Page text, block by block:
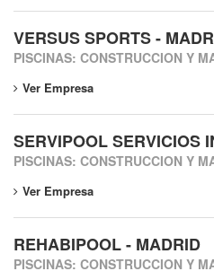
VERSUS SPORTS -
PISCINAS: CONSTRUCCION Y
Ver Empresa
SERVIPOOL SERVICIOS
PISCINAS: CONSTRUCCION Y
Ver Empresa
REHABIPOOL - MADRID
PISCINAS: CONSTRUCCION Y